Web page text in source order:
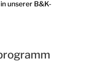
unserer B&K-